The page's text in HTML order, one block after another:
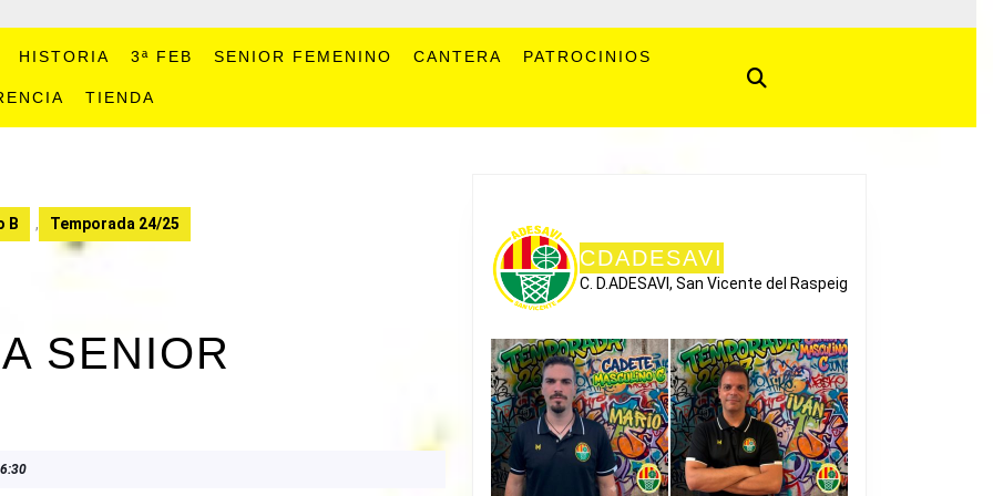
HISTORIA 3ª FEB SENIOR FEMENINO CANTERA PATROCINIOS
TIENDA
B , Temporada 24/25
SENIOR
CDADESAVI
C. D.ADESAVI, San Vicente del Raspeig